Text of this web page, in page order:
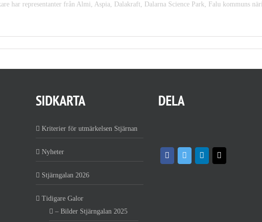
har representanter från Almi, Aspia, Dalakraft, Dalarna Science Park, Falu kommuns
SIDKARTA
Kriterier för utmärkelsen Stjärnan
Nyheter
Stjärngalan 2026
Tidigare Galor
– Bilder Stjärngalan 2025
DELA